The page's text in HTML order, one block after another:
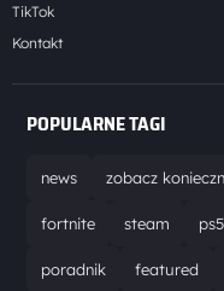
TikTok
Kontakt
POPULARNE TAGI
news zobacz
fortnite steam ps5
poradnik featured